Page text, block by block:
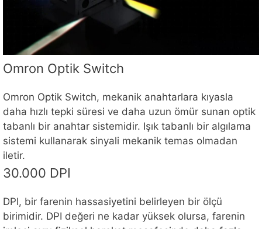
Omron Optik Switch
Omron Optik Switch, mekanik anahtarlara kıyasla
daha hızlı tepki süresi ve daha uzun ömür sunan optik
tabanlı bir anahtar sistemidir. Işık tabanlı bir algılama
sistemi kullanarak sinyali mekanik temas olmadan
iletir.
30.000 DPI
DPI, bir farenin hassasiyetini belirleyen bir ölçü
birimidir. DPI değeri ne kadar yüksek olursa, farenin